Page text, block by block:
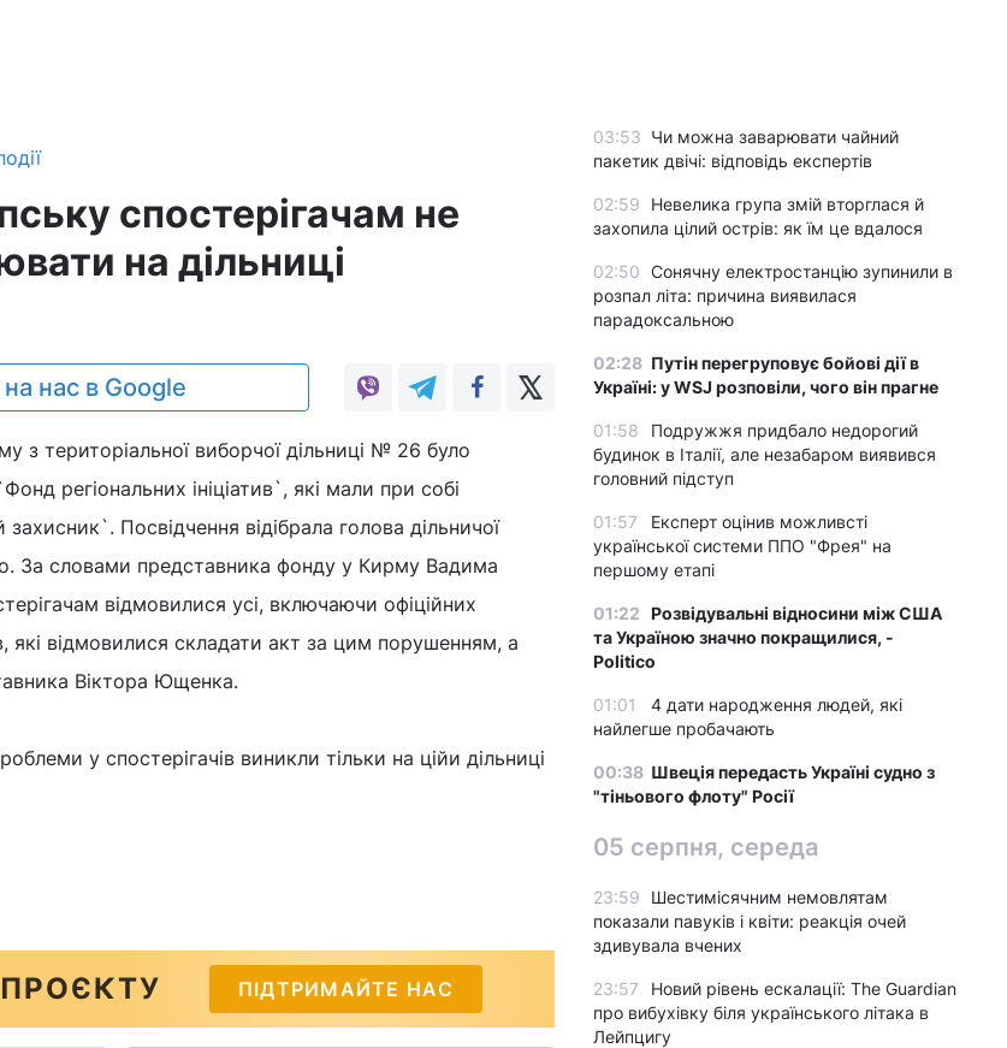
спостерігачам не
на дільниці
нас в Google
з територіальної виборчої дільниці № 26 було
регіональних ініціатив`, які мали при собі
Посвідчення відібрала голова дільничої
За словами представника фонду у Кирму Вадима
відмовилися усі, включаючи офіційних
які відмовилися складати акт за цим порушенням, а
Віктора Ющенка.
у спостерігачів виникли тільки на ційи дільниці
ПІДТРИМАЙТЕ НАС
03:53 Чи можна заварювати чайний
пакетик двічі: відповідь експертів
02:59
Невелика група змій вторглася й
захопила цілий острів: як їм це вдалося
02:50 Сонячну електростанцію зупинили в
розпал літа: причина виявилася
парадоксальною
02:28 Путін перегруповує бойові дії в
Україні: у WSJ розповіли, чого він прагне
01:58
Подружжя придбало недорогий
будинок в Італії, але незабаром виявився
головний підступ
01:57
Експерт оцінив можливсті
української системи ППО "Фрея" на
першому етапі
01:22 Розвідувальні відносини між США
та Україною значно покращилися, -
Politico
01:01
4 дати народження людей, які
найлегше пробачають
00:38 Швеція передасть Україні судно з
"тіньового флоту" Росії
05 серпня, середа
23:59
Шестимісячним немовлятам
показали павуків і квіти: реакція очей
здивувала вчених
23:57
Новий рівень ескалації: The Guardian
про вибухівку біля українського літака в
Лейпцигу